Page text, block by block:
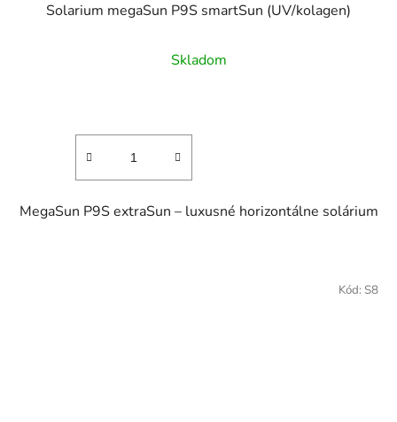
Solarium megaSun P9S smartSun (UV/kolagen)
Skladom
MegaSun P9S extraSun – luxusné horizontálne solárium
Kód: S8